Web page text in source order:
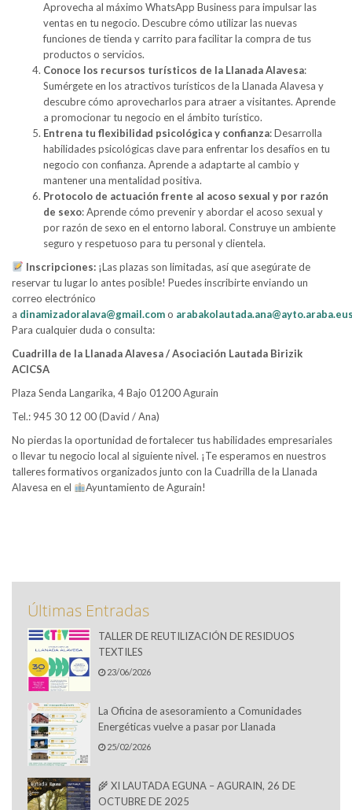
Aprovecha al máximo WhatsApp Business para impulsar las
ventas en tu negocio. Descubre cómo utilizar las nuevas
funciones de tienda y carrito para facilitar la compra de tus
productos o servicios.
Conoce los recursos turísticos de la Llanada Alavesa:
Sumérgete en los atractivos turísticos de la Llanada Alavesa y
descubre cómo aprovecharlos para atraer a visitantes. Aprende
a promocionar tu negocio en el ámbito turístico.
Entrena tu flexibilidad psicológica y confianza: Desarrolla
habilidades psicológicas clave para enfrentar los desafíos en tu
negocio con confianza. Aprende a adaptarte al cambio y
mantener una mentalidad positiva.
Protocolo de actuación frente al acoso sexual y por razón
de sexo: Aprende cómo prevenir y abordar el acoso sexual y
por razón de sexo en el entorno laboral. Construye un ambiente
seguro y respetuoso para tu personal y clientela.
Inscripciones:¡Las plazas son limitadas, así que asegúrate de
reservar tu lugar lo antes posible! Puedes inscribirte enviando un
correo electrónico
a dinamizadoralava@gmail.como
Para cualquier duda o consulta:
Cuadrilla de la Llanada Alavesa / Asociación Lautada Birizik
ACICSA
Plaza Senda Langarika, 4 Bajo 01200 Agurain
Tel.: 945 30 12 00 (David / Ana)
No pierdas la oportunidad de fortalecer tus habilidades empresariales
o llevar tu negocio local al siguiente nivel. ¡Te esperamos en nuestros
talleres formativos organizados junto con la Cuadrilla de la Llanada
Alavesa en el
Ayuntamiento de Agurain!
Últimas Entradas
TALLER DE REUTILIZACIÓN DE RESIDUOS
TEXTILES
23/06/2026
La Oficina de asesoramiento a Comunidades
Energéticas vuelve a pasar por Llanada
25/02/2026
🌾 XI LAUTADA EGUNA – AGURAIN, 26 DE
OCTUBRE DE 2025